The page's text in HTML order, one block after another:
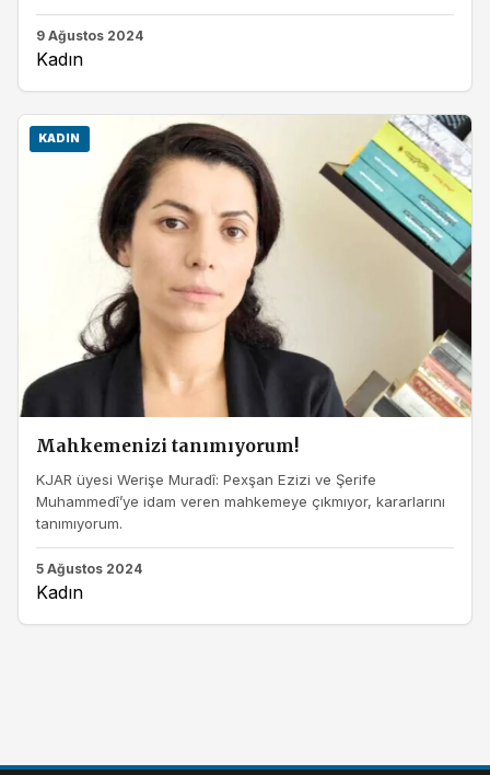
9 Ağustos 2024
Kadın
KADIN
Mahkemenizi tanımıyorum!
KJAR üyesi Werişe Muradî: Pexşan Ezizi ve Şerife
Muhammedî’ye idam veren mahkemeye çıkmıyor, kararlarını
tanımıyorum.
5 Ağustos 2024
Kadın